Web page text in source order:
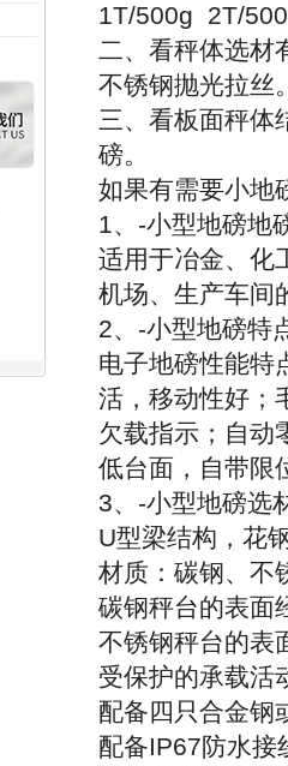
1T/500g 2T/
二、看秤体选材
不锈钢抛光拉丝
三、看板面秤体
磅。
如果有需要小地
1、 -小型地磅地
适用于冶金、化
机场、生产车间
2、 -小型地磅特
电子地磅性能特
活，移动性好；
欠载指示；自动
低台面，自带限
3、 -小型地磅选
U型梁结构，花
材质：碳钢、不
碳钢秤台的表面
不锈钢秤台的表
受保护的承载活
配备四只合金钢
配备IP67防水接